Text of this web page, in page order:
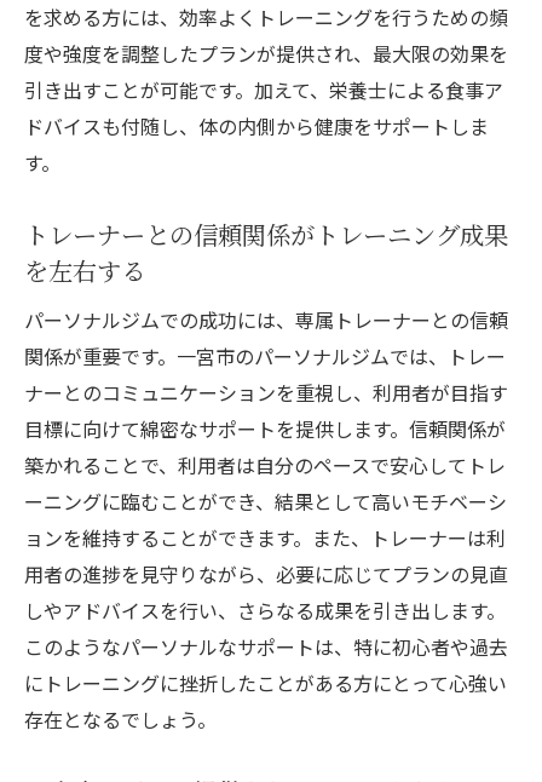
を求める方には、効率よくトレーニングを行うための頻
度や強度を調整したプランが提供され、最大限の効果を
引き出すことが可能です。加えて、栄養士による食事ア
ドバイスも付随し、体の内側から健康をサポートしま
す。
トレーナーとの信頼関係がトレーニング成果
を左右する
パーソナルジムでの成功には、専属トレーナーとの信頼
関係が重要です。一宮市のパーソナルジムでは、トレー
ナーとのコミュニケーションを重視し、利用者が目指す
目標に向けて綿密なサポートを提供します。信頼関係が
築かれることで、利用者は自分のペースで安心してトレ
ーニングに臨むことができ、結果として高いモチベーシ
ョンを維持することができます。また、トレーナーは利
用者の進捗を見守りながら、必要に応じてプランの見直
しやアドバイスを行い、さらなる成果を引き出します。
このようなパーソナルなサポートは、特に初心者や過去
にトレーニングに挫折したことがある方にとって心強い
存在となるでしょう。